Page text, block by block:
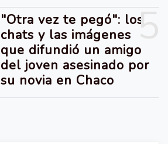
5
"Otra vez te pegó": los
chats y las imágenes
que difundió un amigo
del joven asesinado por
su novia en Chaco